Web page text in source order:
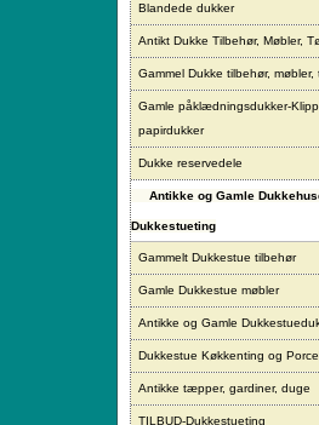
Blandede dukker
Antikt Dukke Tilbehør, Møbler,
Gammel Dukke tilbehør,
Gamle påklædningsdukker-
papirdukker
Dukke reservedele
Antikke og Gamle
Dukkestueting
Gammelt Dukkestue tilbehør
Gamle Dukkestue møbler
Antikke og Gamle
Dukkestue Køkkenting og
Antikke tæpper, gardiner, duge
TILBUD-Dukkestueting